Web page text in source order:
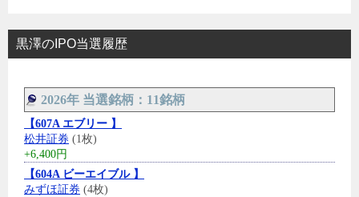
黒澤のIPO当選履歴
2026年 当選銘柄：11銘柄
【607A エブリー 】
松井証券 (1枚)
+6,400円
【604A ビーエイブル 】
みずほ証券 (4枚)